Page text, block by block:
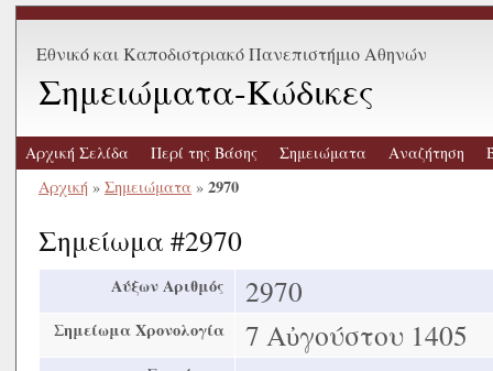
Εθνικό και Καποδιστριακό Πανεπιστήμιο Αθηνών
Σημειώματα-Κώδικες
Αρχική Σελίδα Περί της Βάσης Σημειώματα Αναζήτηση
Αρχική » Σημειώματα » 2970
Σημείωμα #2970
Αύξων Αριθμός 2970
Σημείωμα Χρονολογία 7 Αὐγούστου 1405